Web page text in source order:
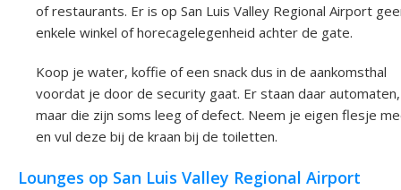
of restaurants. Er is op San Luis Valley Regional Airport
enkele winkel of horecagelegenheid achter de gate.
Koop je water, koffie of een snack dus in de aankomsthal
voordat je door de security gaat. Er staan daar automaten,
maar die zijn soms leeg of defect. Neem je eigen flesje
en vul deze bij de kraan bij de toiletten.
Lounges op San Luis Valley Regional Airport